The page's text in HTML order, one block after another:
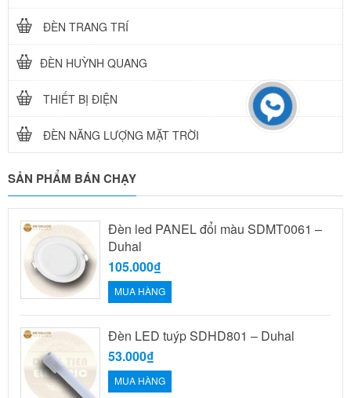
ĐÈN TRANG TRÍ
ĐÈN HUỲNH QUANG
THIẾT BỊ ĐIỆN
ĐÈN NĂNG LƯỢNG MẶT TRỜI
SẢN PHẨM BÁN CHẠY
Đèn led PANEL đổi màu SDMT0061 –
Duhal
105.000₫
MUA HÀNG
Đèn LED tuýp SDHD801 – Duhal
53.000₫
MUA HÀNG